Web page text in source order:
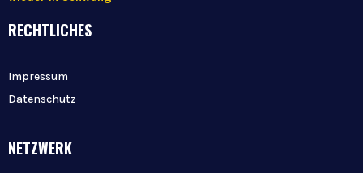
RECHTLICHES
Impressum
Datenschutz
NETZWERK